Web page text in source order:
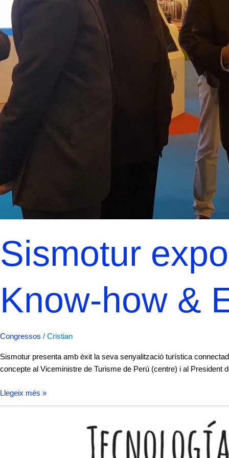
Sismotur
Know-how &
Congressos / Cristian
Sismotur presenta amb èxit la seva senyalització turística
concepte al Viceministre de Turisme de Perú (centre) i al President
Llegeix més »